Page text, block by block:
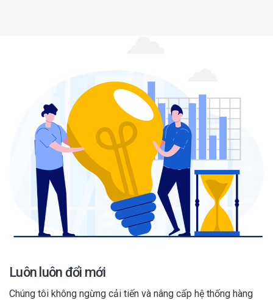
Luôn luôn đổi mới
Chúng tôi không ngừng cải tiến và nâng cấp hệ thống hàng